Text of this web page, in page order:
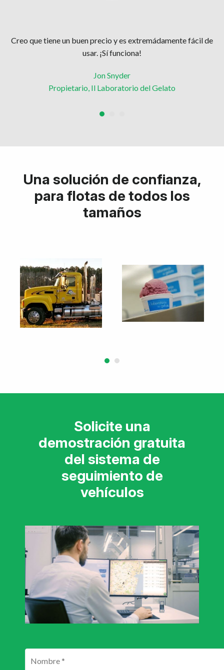
Creo que tiene un buen precio y es extremádamente fácil de
usar. ¡Sí funciona!
Jon Snyder
Propietario, Il Laboratorio del Gelato
Una solución de confianza,
para flotas de todos los
tamaños
Solicite una
demostración gratuita
del sistema de
seguimiento de
vehículos